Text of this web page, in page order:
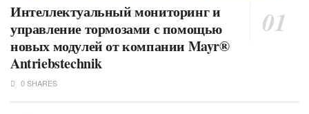
Интеллектуальный мониторинг и
управление тормозами с помощью
новых модулей от компании Mayr®
Antriebstechnik
0 SHARES